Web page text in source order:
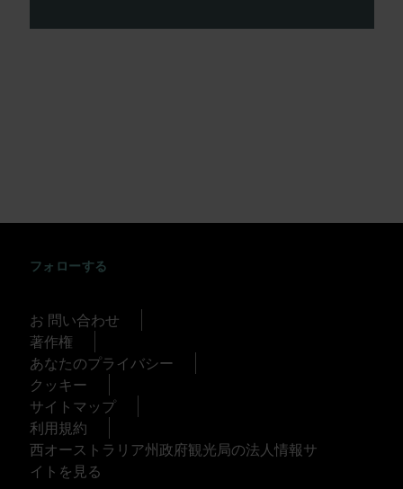
フォローする
お 問い合わせ
著作権
あなたのプライバシー
クッキー
サイトマップ
利用規約
西オーストラリア州政府観光局の法人情報サ
イトを見る